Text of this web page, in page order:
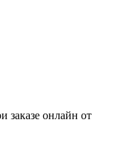
заказе онлайн от